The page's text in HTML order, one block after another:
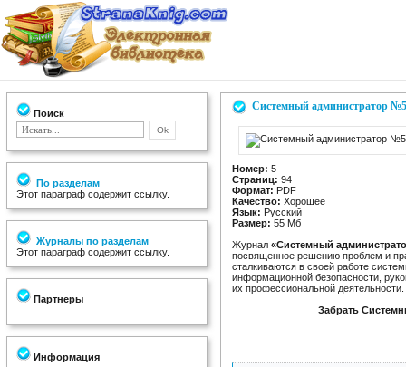
Поиск
По разделам
Этот параграф содержит ссылку.
Журналы по разделам
Этот параграф содержит ссылку.
Партнеры
Информация
Системный администратор
Номер: 5
Страниц: 94
Формат: PDF
Качество: Хорошее
Язык: Русский
Размер: 55 Мб
Журнал «Системный
посвященное решению проблем и
сталкиваются в своей работе
информационной безопасности,
их профессиональной деятельности.
Забрать